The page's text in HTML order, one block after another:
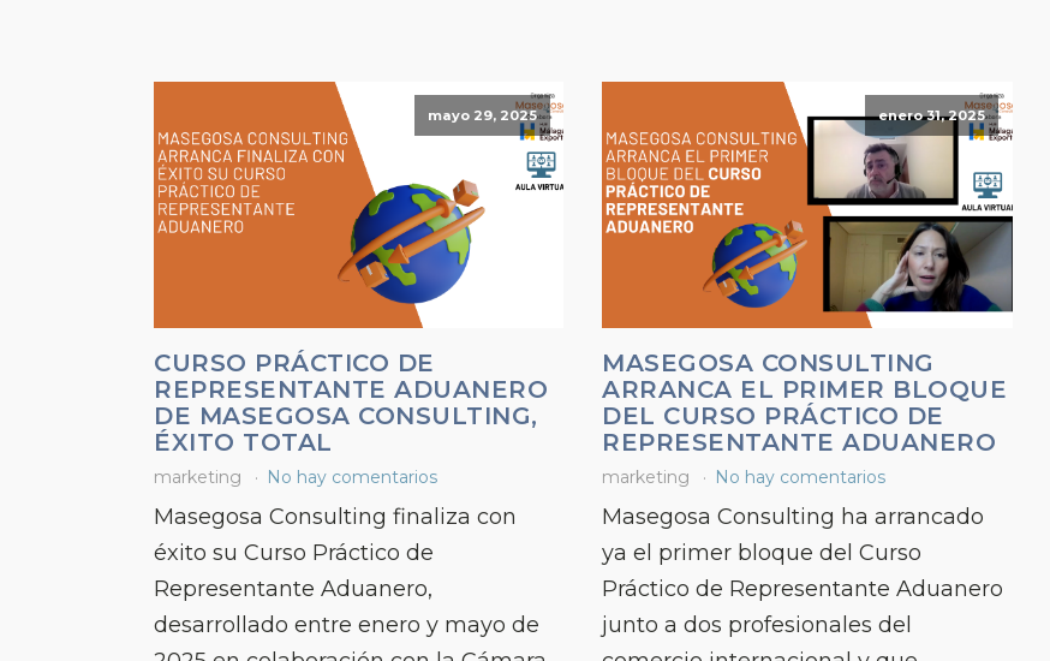
mayo 29, 2025
CURSO PRÁCTICO DE
REPRESENTANTE ADUANERO
DE MASEGOSA CONSULTING,
ÉXITO TOTAL
marketing No hay comentarios
Masegosa Consulting finaliza con
éxito su Curso Práctico de
Representante Aduanero,
desarrollado entre enero y mayo de
enero 31, 2025
MASEGOSA CONSULTING
ARRANCA EL PRIMER BLOQUE
DEL CURSO PRÁCTICO DE
REPRESENTANTE ADUANERO
marketing No hay comentarios
Masegosa Consulting ha arrancado
ya el primer bloque del Curso
Práctico de Representante Aduanero
junto a dos profesionales del